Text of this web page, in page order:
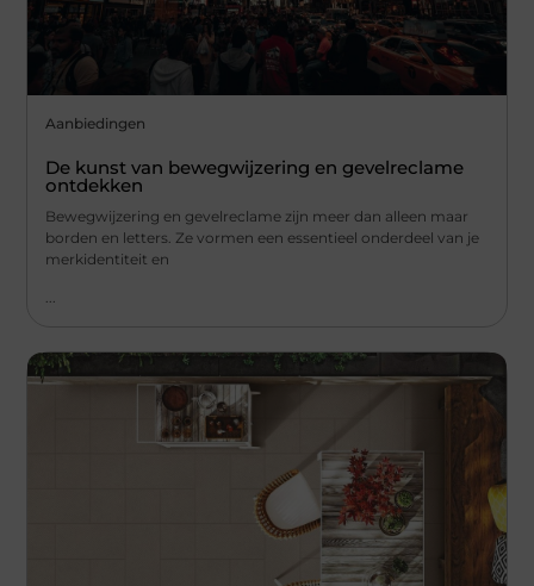
Aanbiedingen
De kunst van bewegwijzering en gevelreclame
ontdekken
Bewegwijzering en gevelreclame zijn meer dan alleen maar
borden en letters. Ze vormen een essentieel onderdeel van je
merkidentiteit en
...